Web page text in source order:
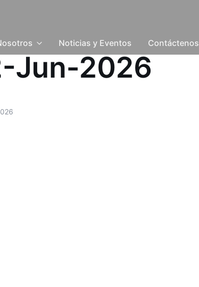
Noticias y Eventos Contáctenos
Jun-2026